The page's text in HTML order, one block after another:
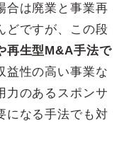
合は廃業と事業再
どですが、この段
再生型M&A手法で
益性の高い事業な
力のあるスポンサ
になる手法でも対